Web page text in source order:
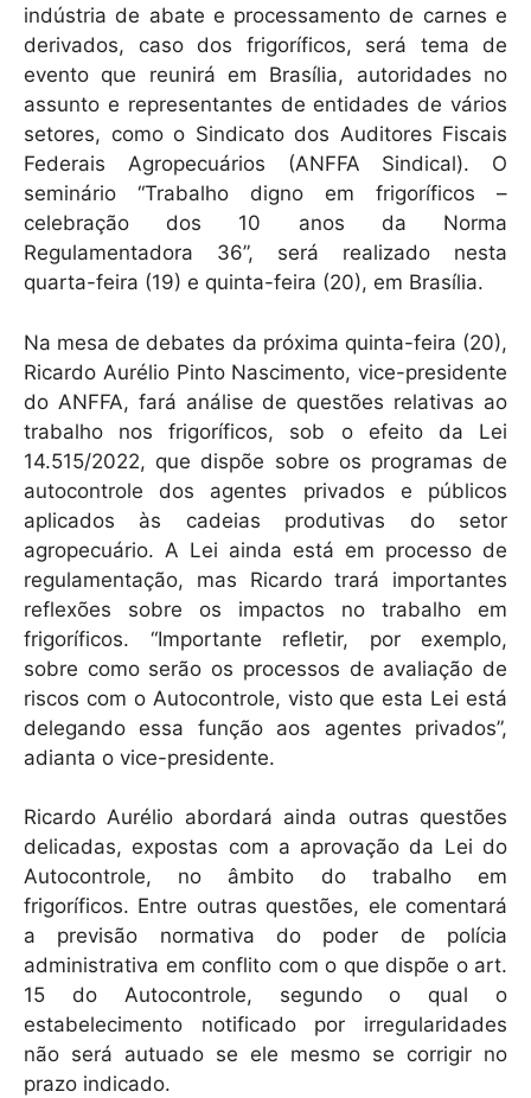
indústria de abate e processamento de carnes e
derivados, caso dos frigoríficos, será tema de
evento que reunirá em Brasília, autoridades no
assunto e representantes de entidades de vários
setores, como o Sindicato dos Auditores Fiscais
Federais Agropecuários (ANFFA Sindical). O
seminário “Trabalho digno em frigoríficos –
celebração dos 10 anos da Norma
Regulamentadora 36”, será realizado nesta
quarta-feira (19) e quinta-feira (20), em Brasília.
Na mesa de debates da próxima quinta-feira (20),
Ricardo Aurélio Pinto Nascimento, vice-presidente
do ANFFA, fará análise de questões relativas ao
trabalho nos frigoríficos, sob o efeito da Lei
14.515/2022, que dispõe sobre os programas de
autocontrole dos agentes privados e públicos
aplicados às cadeias produtivas do setor
agropecuário. A Lei ainda está em processo de
regulamentação, mas Ricardo trará importantes
reflexões sobre os impactos no trabalho em
frigoríficos. “Importante refletir, por exemplo,
sobre como serão os processos de avaliação de
riscos com o Autocontrole, visto que esta Lei está
delegando essa função aos agentes privados”,
adianta o vice-presidente.
Ricardo Aurélio abordará ainda outras questões
delicadas, expostas com a aprovação da Lei do
Autocontrole, no âmbito do trabalho em
frigoríficos. Entre outras questões, ele comentará
a previsão normativa do poder de polícia
administrativa em conflito com o que dispõe o art.
15 do Autocontrole, segundo o qual o
estabelecimento notificado por irregularidades
não será autuado se ele mesmo se corrigir no
prazo indicado.